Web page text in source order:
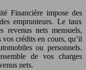
Financière impose des
emprunteurs. Le taux
revenus nets mensuels,
crédits en cours, qu’il
ou personnels.
de vos charges
nets.